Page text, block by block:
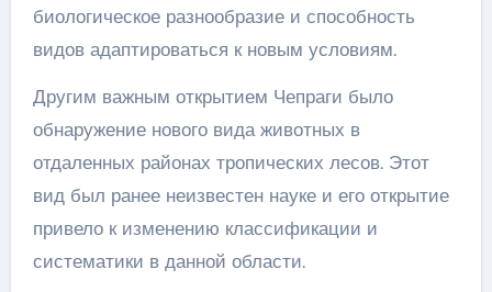
биологическое разнообразие и способность
видов адаптироваться к новым условиям.
Другим важным открытием Чепраги было
обнаружение нового вида животных в
отдаленных районах тропических лесов. Этот
вид был ранее неизвестен науке и его открытие
привело к изменению классификации и
систематики в данной области.